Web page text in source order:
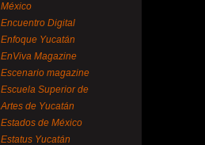
México
Encuentro Digital
Enfoque Yucatán
EnViva Magazine
Escenario magazine
Escuela Superior de
Artes de Yucatán
Estados de México
Estatus Yucatán